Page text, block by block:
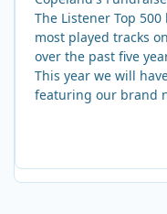
The Listener Top
most played tracks
over the past five
This year we will
featuring our brand